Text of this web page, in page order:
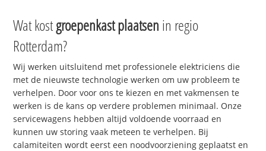
Wat kostgroepenkast plaatsen in regio
Rotterdam?
Wij werken uitsluitend met professionele elektriciens die
met de nieuwste technologie werken om uw probleem te
verhelpen. Door voor ons te kiezen en met vakmensen te
werken is de kans op verdere problemen minimaal. Onze
servicewagens hebben altijd voldoende voorraad en
kunnen uw storing vaak meteen te verhelpen. Bij
calamiteiten wordt eerst een noodvoorziening geplaatst en